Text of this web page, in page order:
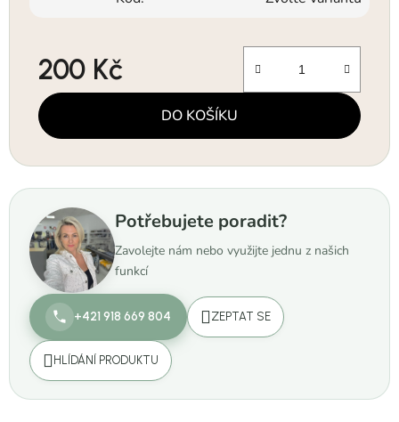
200 Kč
Měrná cena:
DO KOŠÍKU
Potřebujete poradit?
Zavolejte nám nebo využijte jednu z našich
funkcí
+421 918 669 804 ZEPTAT SE
HLÍDÁNÍ PRODUKTU